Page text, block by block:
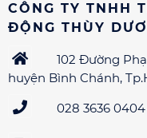
CÔNG TY TNHH
ĐỘNG THÙY
102 Đường
huyện Bình Chánh,
028 3636